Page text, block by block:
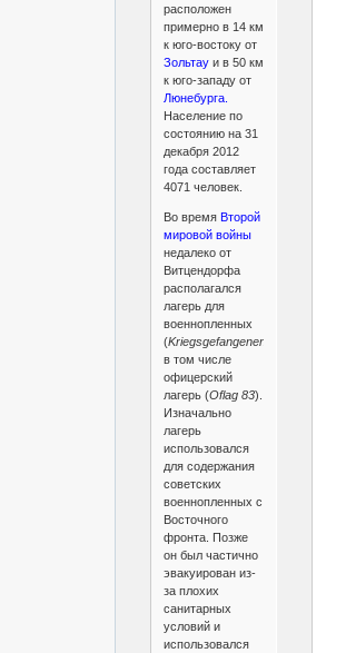
расположен
примерно в 14 км
к юго-востоку от
Зольтауи в 50 км
к юго-западу от
Люнебурга.
Население по
состоянию на 31
декабря 2012
года составляет
4071 человек.
Во время Второй
мировой войны
недалеко от
Витцендорфа
располагался
лагерь для
военнопленных
(Kriegsgefangenenlager
в том числе
офицерский
лагерь (Oflag 83).
Изначально
лагерь
использовался
для содержания
советских
военнопленных с
Восточного
фронта. Позже
он был частично
эвакуирован из-
за плохих
санитарных
условий и
использовался